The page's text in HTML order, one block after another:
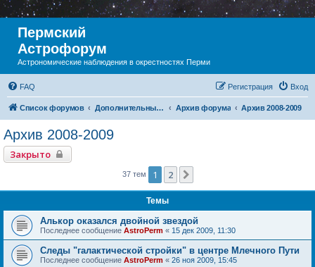
Пермский
Астрофорум
Астрономические наблюдения в окрестностях Перми
FAQ Вход
Регистрация
Список форумов Дополнительный раздел Архив форума Архив 2008-2009
Архив 2008-2009
Закрыто
37 тем 1 2
Темы
Алькор оказался двойной звездой
Последнее сообщение AstroPerm « 15 дек 2009, 11:30
Следы "галактической стройки" в центре Млечного Пути
Последнее сообщение AstroPerm « 26 ноя 2009, 15:45